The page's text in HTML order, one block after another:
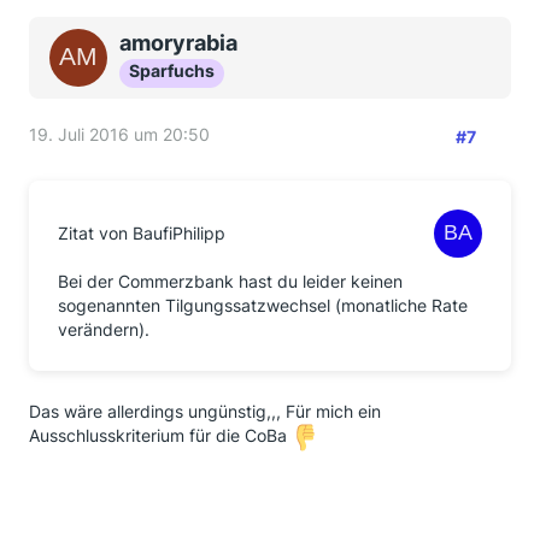
amoryrabia
Sparfuchs
19. Juli 2016 um 20:50 #7
Zitat von BaufiPhilipp
Bei der Commerzbank hast du leider keinen
sogenannten Tilgungssatzwechsel (monatliche Rate
verändern).
Das wäre allerdings ungünstig,,, Für mich ein
Ausschlusskriterium für die CoBa